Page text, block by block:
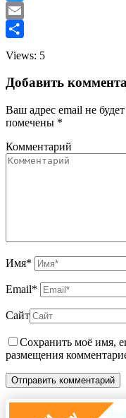
Twitter
Email
Views: 5
Добавить
Ваш адрес email не
помечены *
Комментарий
Имя*
Email*
Сайт
Сохранить моё имя,
размещения